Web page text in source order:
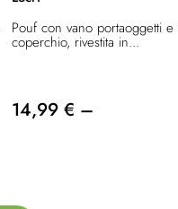
Pouf con vano portaoggetti e
coperchio, rivestita in...
14,99 € –